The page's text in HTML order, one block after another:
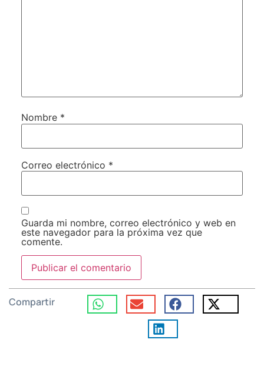
Nombre *
Correo electrónico *
Guarda mi nombre, correo electrónico y web en
este navegador para la próxima vez que
comente.
Compartir